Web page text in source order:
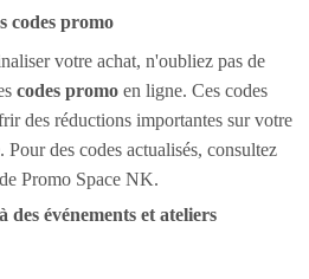
codes promo
votre achat, n'oubliez pas de
codes promo en ligne. Ces codes
des réductions importantes sur votre
Pour des codes actualisés, consultez
Promo Space NK.
des événements et ateliers